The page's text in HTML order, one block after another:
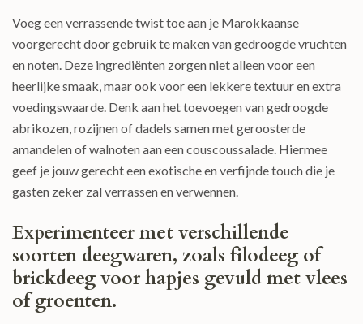
Voeg een verrassende twist toe aan je Marokkaanse
voorgerecht door gebruik te maken van gedroogde vruchten
en noten. Deze ingrediënten zorgen niet alleen voor een
heerlijke smaak, maar ook voor een lekkere textuur en extra
voedingswaarde. Denk aan het toevoegen van gedroogde
abrikozen, rozijnen of dadels samen met geroosterde
amandelen of walnoten aan een couscoussalade. Hiermee
geef je jouw gerecht een exotische en verfijnde touch die je
gasten zeker zal verrassen en verwennen.
Experimenteer met verschillende
soorten deegwaren, zoals filodeeg of
brickdeeg voor hapjes gevuld met vlees
of groenten.